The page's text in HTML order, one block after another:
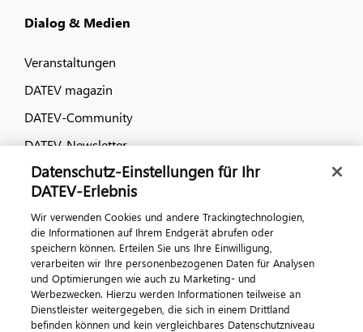
Dialog & Medien
Veranstaltungen
DATEV magazin
DATEV-Community
DATEV-Newsletter
Kontaktieren Sie uns
Datenschutz-Einstellungen für Ihr
DATEV-Erlebnis
Wir verwenden Cookies und andere Trackingtechnologien,
die Informationen auf Ihrem Endgerät abrufen oder
speichern können. Erteilen Sie uns Ihre Einwilligung,
verarbeiten wir Ihre personenbezogenen Daten für Analysen
und Optimierungen wie auch zu Marketing- und
Werbezwecken. Hierzu werden Informationen teilweise an
Dienstleister weitergegeben, die sich in einem Drittland
befinden können und kein vergleichbares Datenschutzniveau